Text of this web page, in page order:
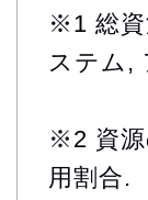
※1 総資
ステム,
※2 資源
用割合.